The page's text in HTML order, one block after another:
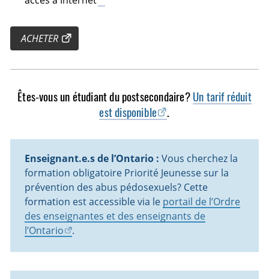
ACHETER
Êtes-vous un étudiant du postsecondaire?Un tarif réduit
est disponible
.
Enseignant.e.s de l’Ontario : Vous cherchez la
formation obligatoire Priorité Jeunesse sur la
prévention des abus pédosexuels? Cette
formation est accessible via le portail de l’Ordre
des enseignantes et des enseignants de
l’Ontario
.